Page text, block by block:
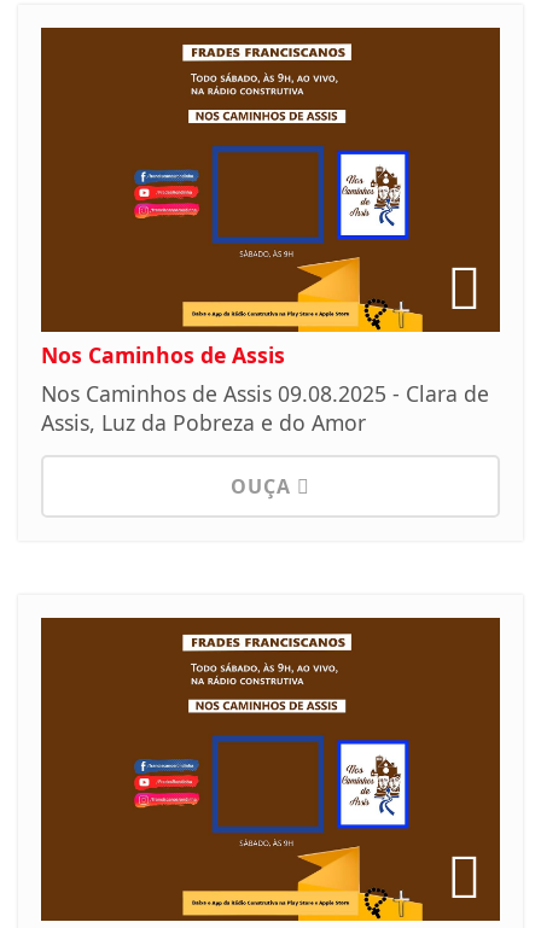
Nos Caminhos de Assis
Nos Caminhos de Assis 09.08.2025 - Clara de
Assis, Luz da Pobreza e do Amor
OUÇA